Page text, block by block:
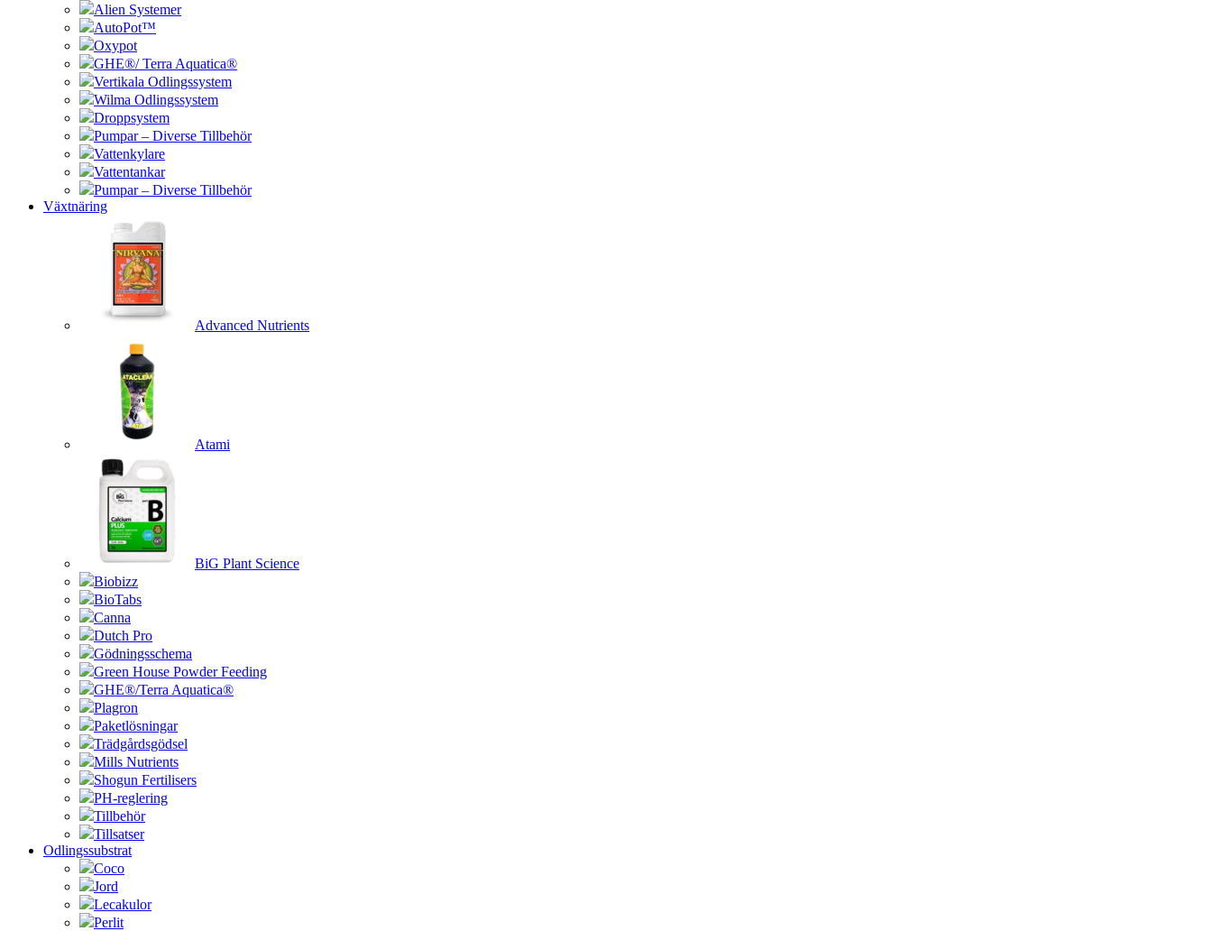
Alien Systemer
AutoPot™
Oxypot
GHE®/ Terra Aquatica®
Vertikala Odlingssystem
Wilma Odlingssystem
Droppsystem
Pumpar – Diverse Tillbehör
Vattenkylare
Vattentankar
Pumpar – Diverse Tillbehör
Växtnäring
Advanced Nutrients
Atami
BiG Plant Science
Biobizz
BioTabs
Canna
Dutch Pro
Gödningsschema
Green House Powder Feeding
GHE®/Terra Aquatica®
Plagron
Paketlösningar
Trädgårdsgödsel
Mills Nutrients
Shogun Fertilisers
PH-reglering
Tillbehör
Tillsatser
Odlingssubstrat
Coco
Jord
Lecakulor
Perlit